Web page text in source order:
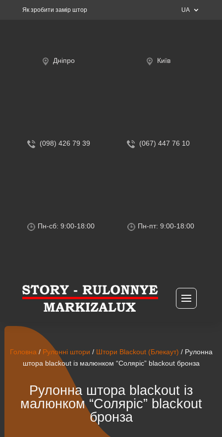
Як зробити замір штор UA
Дніпро
(098) 426 79 39
Пн-сб: 9:00-18:00
Київ
(067) 447 76 10
Пн-пт: 9:00-18:00
Головна/ Рулонні штори / Штори Blackout (Блекаут) / Рулонна
штора blackout із малюнком “Соляріс” blackout бронза
Рулонна штора blackout із
малюнком “Соляріс” blackout
бронза